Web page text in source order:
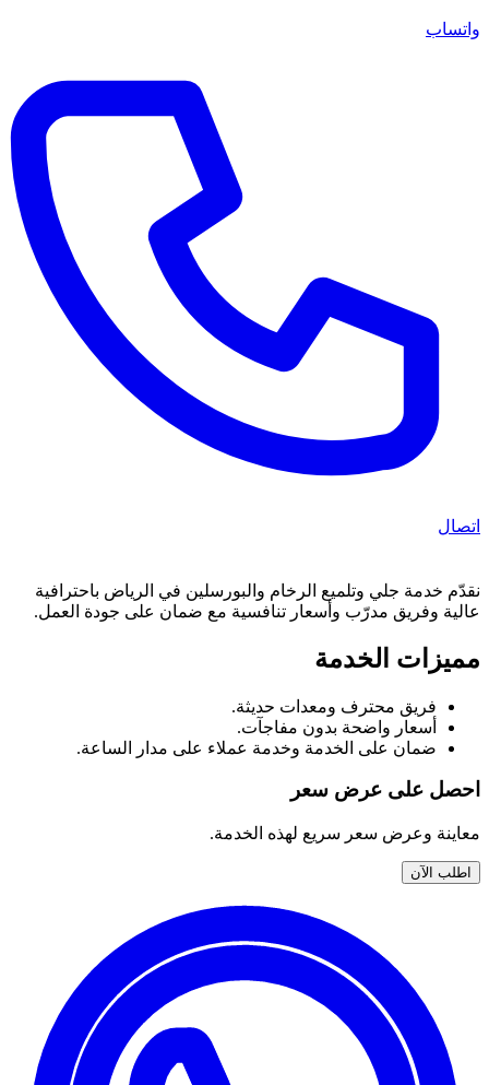
واتساب
اتصال
نقدّم خدمة جلي وتلميع الرخام والبورسلين في الرياض باحترافية
عالية وفريق مدرّب وأسعار تنافسية مع ضمان على جودة العمل.
مميزات الخدمة
فريق محترف ومعدات حديثة.
أسعار واضحة بدون مفاجآت.
ضمان على الخدمة وخدمة عملاء على مدار الساعة.
احصل على عرض سعر
معاينة وعرض سعر سريع لهذه الخدمة.
اطلب الآن